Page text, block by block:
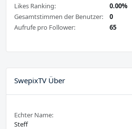
Likes Ranking:
0.00%
Gesamtstimmen der Benutzer:
0
Aufrufe pro Follower:
65
SwepixTV Über
Echter Name:
Steff